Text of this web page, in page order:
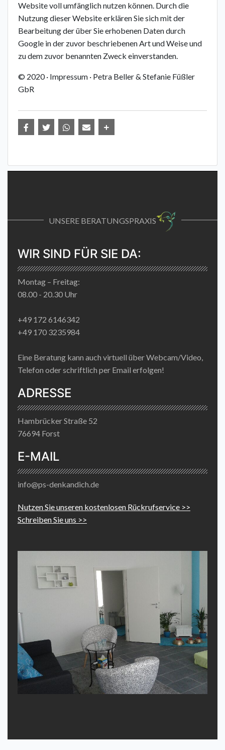
Website voll umfänglich nutzen können. Durch die
Nutzung dieser Website erklären Sie sich mit der
Bearbeitung der über Sie erhobenen Daten durch
Google in der zuvor beschriebenen Art und Weise und
zu dem zuvor benannten Zweck einverstanden.
© 2020 · Impressum · Petra Beller & Stefanie Füßler
GbR
UNSERE BERATUNGSPRAXIS
WIR SIND FÜR SIE DA:
Montag – Freitag:
08.00 - 20.30 Uhr
+49 172 6146342
+49 170 3235984
Eine Beratung kann auch virtuell über Webcam/Video,
Telefon oder schriftlich per Email erfolgen!
ADRESSE
Hambrücker Straße 52
76694 Forst
E-MAIL
info@ps-denkandich.de
Nutzen Sie unseren kostenlosen Rückrufservice >>
Schreiben Sie uns >>